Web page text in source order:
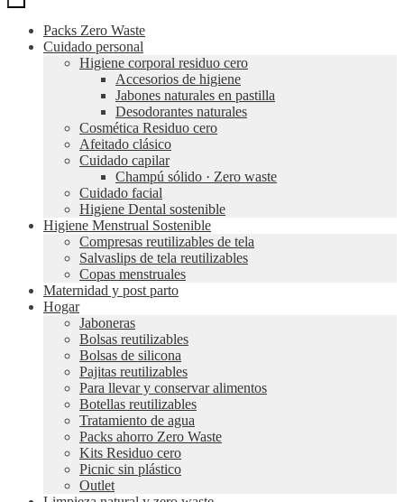
Packs Zero Waste
Cuidado personal
Higiene corporal residuo cero
Accesorios de higiene
Jabones naturales en pastilla
Desodorantes naturales
Cosmética Residuo cero
Afeitado clásico
Cuidado capilar
Champú sólido · Zero waste
Cuidado facial
Higiene Dental sostenible
Higiene Menstrual Sostenible
Compresas reutilizables de tela
Salvaslips de tela reutilizables
Copas menstruales
Maternidad y post parto
Hogar
Jaboneras
Bolsas reutilizables
Bolsas de silicona
Pajitas reutilizables
Para llevar y conservar alimentos
Botellas reutilizables
Tratamiento de agua
Packs ahorro Zero Waste
Kits Residuo cero
Picnic sin plástico
Outlet